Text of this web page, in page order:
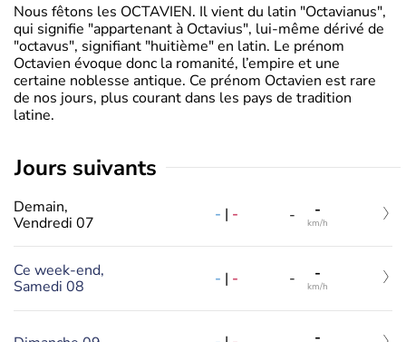
Nous fêtons les OCTAVIEN. Il vient du latin "Octavianus",
qui signifie "appartenant à Octavius", lui-même dérivé de
"octavus", signifiant "huitième" en latin. Le prénom
Octavien évoque donc la romanité, l’empire et une
certaine noblesse antique. Ce prénom Octavien est rare
de nos jours, plus courant dans les pays de tradition
latine.
jours suivants
Demain,
Vendredi 07
- | - - -
km/h
Ce week-end,
Samedi 08
- | - - -
km/h
-